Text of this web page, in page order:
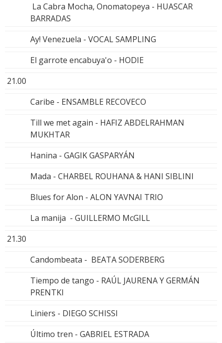
La Cabra Mocha, Onomatopeya - HUASCAR
BARRADAS
Ay! Venezuela - VOCAL SAMPLING
El garrote encabuya'o - HODIE
21.00
Caribe - ENSAMBLE RECOVECO
Till we met again - HAFIZ ABDELRAHMAN
MUKHTAR
Hanina - GAGIK GASPARYÁN
Mada - CHARBEL ROUHANA & HANI SIBLINI
Blues for Alon - ALON YAVNAI TRIO
La manija - GUILLERMO McGILL
21.30
Candombeata - BEATA SODERBERG
Tiempo de tango - RAÚL JAURENA Y GERMÁN
PRENTKI
Liniers - DIEGO SCHISSI
Último tren - GABRIEL ESTRADA